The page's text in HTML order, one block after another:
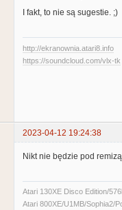
I fakt, to nie są sugestie. ;)
http://ekranownia.atari8.info
https://soundcloud.com/vlx-tk
2023-04-12 19:24:38
Nikt nie będzie pod
Atari 130XE Disco Edition/
Atari 800XE/U1MB/Sophia2/